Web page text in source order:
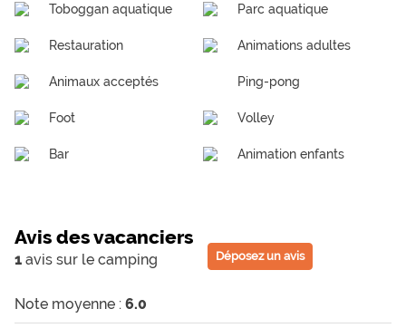
Toboggan aquatique
Parc aquatique
Restauration Animations adultes
Animaux acceptés Ping-pong
Foot Volley
Bar Animation enfants
Avis des vacanciers
1 avis sur le camping Déposez un avis
Note moyenne : 6.0